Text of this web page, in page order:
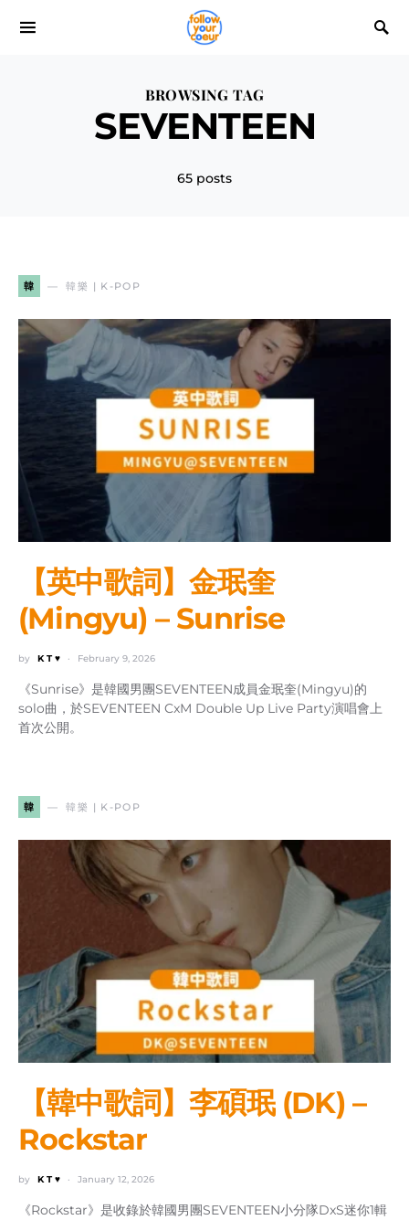
BROWSING TAG
SEVENTEEN
65 posts
韓 韓樂 | K-POP
【英中歌詞】金珉奎
(Mingyu) – Sunrise
by K T ♥ February 9, 2026
《Sunrise》是韓國男團SEVENTEEN成員金珉奎(Mingyu)的
solo曲，於SEVENTEEN CxM Double Up Live Party演唱會上
首次公開。
韓 韓樂 | K-POP
【韓中歌詞】李碩珉 (DK) –
Rockstar
by K T ♥ January 12, 2026
《Rockstar》是收錄於韓國男團SEVENTEEN小分隊DxS迷你1輯